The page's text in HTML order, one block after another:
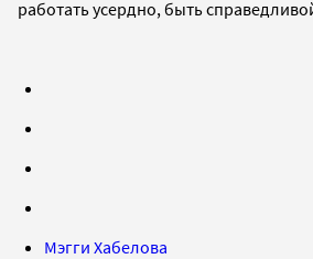
работать усердно, быть
Мэгги Хабелова